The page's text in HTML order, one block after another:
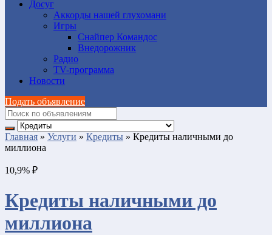
Досуг
Аккорды нашей глухомани
Игры
Снайпер Командос
Внедорожник
Радио
TV-программа
Новости
Подать объявление
Главная » Услуги » Кредиты » Кредиты наличными до
миллиона
10,9% ₽
Кредиты наличными до
миллиона